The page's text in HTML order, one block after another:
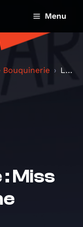
Menu
Bouquinerie La Bouquinerie : Miss Tic et Marjolaine Deschênes
Miss